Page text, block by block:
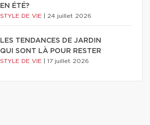
EN ÉTÉ?
STYLE DE VIE 24 juillet 2026
LES TENDANCES DE JARDIN
QUI SONT LÀ POUR RESTER
STYLE DE VIE 17 juillet 2026